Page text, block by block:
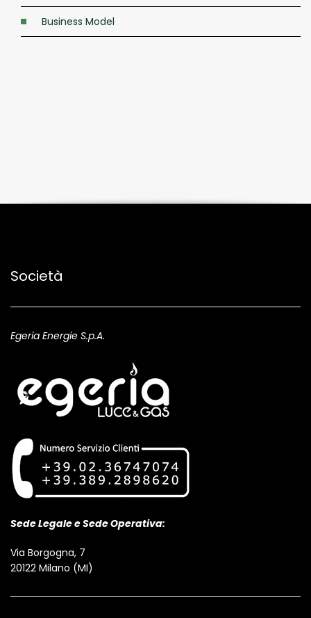
Business Model
Società
Egeria Energie S.p.A.
Sede Legale e Sede Operativa:
Via Borgogna, 7
20122 Milano (MI)